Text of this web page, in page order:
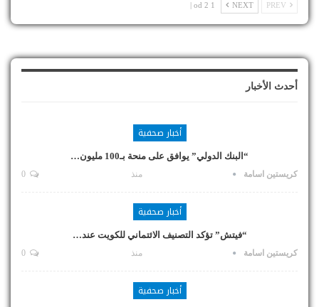
NEXT
1 od 2 |
أحدث الأخبار
أخبار صحفية
“البنك الدولي” يوافق على منحة بـ100 مليون…
كريستين اسامة منذ
أخبار صحفية
“فيتش” تؤكد التصنيف الائتماني للكويت عند…
كريستين اسامة منذ
أخبار صحفية